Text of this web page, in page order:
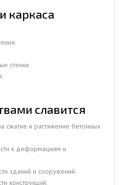
каркаса
стенки.
славится
сжатие и растяжение бетонных
к деформациям и
зданий и сооружений.
конструкций.